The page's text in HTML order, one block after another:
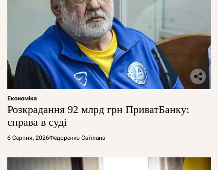
Економіка
Розкрадання 92 млрд грн ПриватБанку:
справа в суді
6 Серпня, 2026Федоренко Світлана